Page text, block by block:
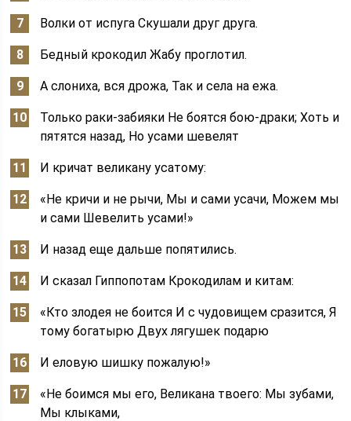
Волки от испуга Скушали друг друга.
Бедный крокодил Жабу проглотил.
А слониха, вся дрожа, Так и села на ежа.
Только раки-забияки Не боятся бою-драки; Хоть и
пятятся назад, Но усами шевелят
И кричат великану усатому:
«Не кричи и не рычи, Мы и сами усачи, Можем мы
и сами Шевелить усами!»
И назад еще дальше попятились.
И сказал Гиппопотам Крокодилам и китам:
«Кто злодея не боится И с чудовищем сразится, Я
тому богатырю Двух лягушек подарю
И еловую шишку пожалую!»
«Не боимся мы его, Великана твоего: Мы зубами,
Мы клыками,